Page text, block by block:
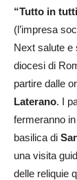
“Tutto in
(l’impresa
Next salute e
diocesi di
partire dalle
Laterano. I
fermeranno
basilica di
una visita
delle reliquie